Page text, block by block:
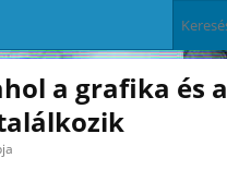
a grafika és a